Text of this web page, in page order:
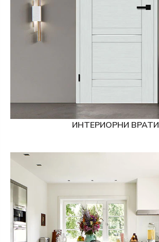
ИНТЕРИОРНИ ВРАТИ